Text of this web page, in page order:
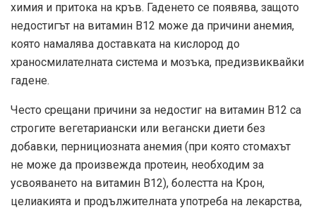
химия и притока на кръв. Гаденето се появява, защото
недостигът на витамин В12 може да причини анемия,
която намалява доставката на кислород до
храносмилателната система и мозъка, предизвиквайки
гадене.
Често срещани причини за недостиг на витамин В12 са
строгите вегетариански или вегански диети без
добавки, пернициозната анемия (при която стомахът
не може да произвежда протеин, необходим за
усвояването на витамин В12), болестта на Крон,
целиакията и продължителната употреба на лекарства,